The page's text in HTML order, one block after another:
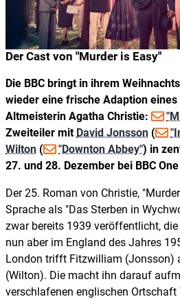
Der Cast von "Murder is Easy"
Die BBC bringt in ihrem
wieder eine frische Adaption
Altmeisterin Agatha Christie:
Zweiteiler mit David Jonsson (
Wilton ( "Downton Abbey") in
27. und 28. Dezember bei BBC
Der 25. Roman von Christie,
Sprache als "Das Sterben in
zwar bereits 1939 veröffentlicht,
nun aber im England des Jahres
London trifft Fitzwilliam (Jonsson)
(Wilton). Die macht ihn darauf
verschlafenen englischen Ortschaft